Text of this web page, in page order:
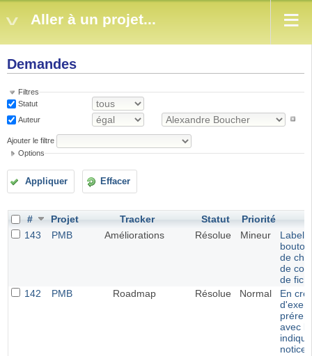
Aller à un projet...
Demandes
Filtres
Statut
Auteur
Ajouter le filtre
Options
Appliquer Effacer
# Projet Tracker Statut Priorité
143
PMB Améliorations Résolue Mineur
Label
de
de
de
142
PMB Roadmap Résolue Normal
En
avec
notice